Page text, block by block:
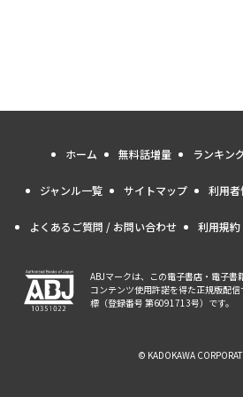
ホーム 無料話増量 ランキン
ジャンル一覧 サイトマップ 利用
よくあるご質問 / お問い合わせ 利用規約
ABJマークは、この電子書店・電子書
コンテンツ使用許諾を得た正規版配
標（登録番号 第6091713号）です。
© KADOKAWA